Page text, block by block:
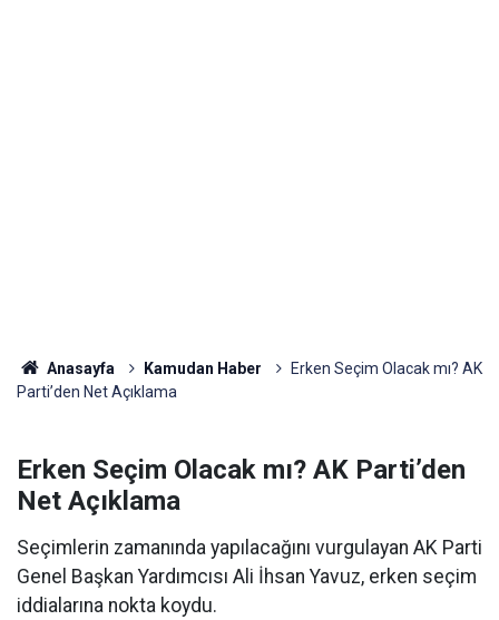
Anasayfa Kamudan Haber
Erken Seçim Olacak mı? AK
Parti’den Net Açıklama
Erken Seçim Olacak mı? AK Parti’den
Net Açıklama
Seçimlerin zamanında yapılacağını vurgulayan AK Parti
Genel Başkan Yardımcısı Ali İhsan Yavuz, erken seçim
iddialarına nokta koydu.